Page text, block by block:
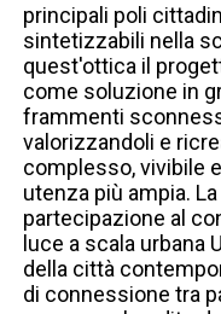
principali poli
sintetizzabili nella
quest'ottica il
come soluzione in
frammenti
valorizzandoli e
complesso, vivibile
utenza più ampia.
partecipazione al
luce a scala urbana
della città
di connessione tra